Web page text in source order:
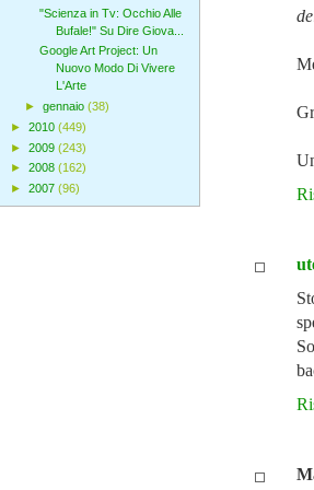
"Scienza in Tv: Occhio Alle
Bufale!" Su Dire Giova...
Google Art Project: Un
Nuovo Modo Di Vivere
L'Arte
► gennaio (38)
► 2010 (449)
► 2009 (243)
► 2008 (162)
► 2007 (96)